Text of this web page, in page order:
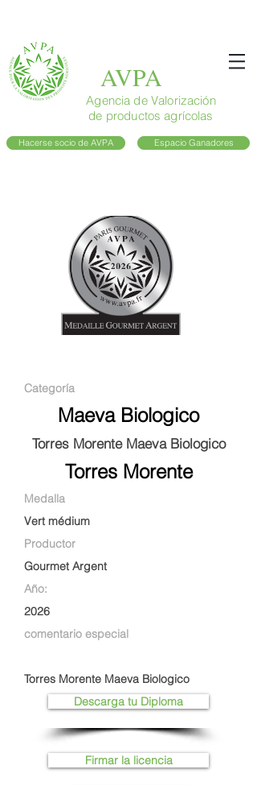
AVPA
Agencia de Valorización
de productos agrícolas
Hacerse socio de AVPA Espacio Ganadores
Categoría
Maeva Biologico
Torres Morente Maeva Biologico
Torres Morente
Medalla
Vert médium
Productor
Gourmet Argent
Año:
2026
comentario especial
Torres Morente Maeva Biologico
Descarga tu Diploma
Firmar la licencia